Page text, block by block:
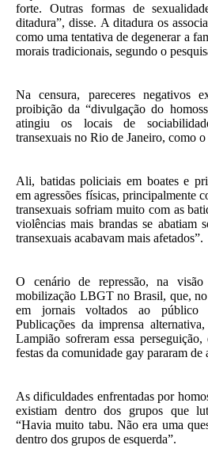
forte. Outras formas de
ditadura”, disse. A ditadura os
como uma tentativa de degenerar a
morais tradicionais, segundo o
Na censura, pareceres negativos
proibição da “divulgação do
atingiu os locais de
transexuais no Rio de Janeiro, como
Ali, batidas policiais em boates e
em agressões físicas, principalmente
transexuais sofriam muito com as
violências mais brandas se abatiam
transexuais acabavam mais afetados”.
O cenário de repressão, na
mobilização LBGT no Brasil, que,
em jornais voltados ao público
Publicações da imprensa
Lampião sofreram essa
festas da comunidade gay pararam de
As dificuldades enfrentadas por
existiam dentro dos grupos que
“Havia muito tabu. Não era uma
dentro dos grupos de esquerda”.